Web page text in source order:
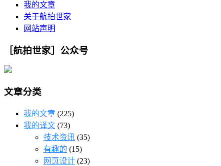
我的文章
关于航拍世家
网站声明
［航拍世家］公众号
文章分类
我的文章 (225)
我的译文 (73)
技术资讯 (35)
有趣的 (15)
网页设计 (23)